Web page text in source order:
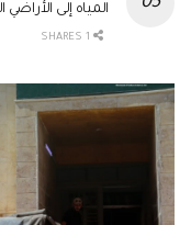
المياه إلى الأراضي